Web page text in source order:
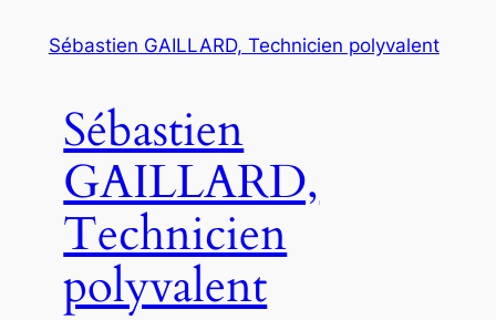
Sébastien GAILLARD, Technicien polyvalent
Sébastien
GAILLARD,
Technicien
polyvalent